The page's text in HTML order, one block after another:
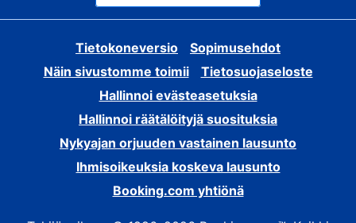
Tietokoneversio
Sopimusehdot
Näin sivustomme toimii
Tietosuojaseloste
Hallinnoi evästeasetuksia
Hallinnoi räätälöityjä suosituksia
Nykyajan orjuuden vastainen lausunto
Ihmisoikeuksia koskeva lausunto
Booking.com yhtiönä